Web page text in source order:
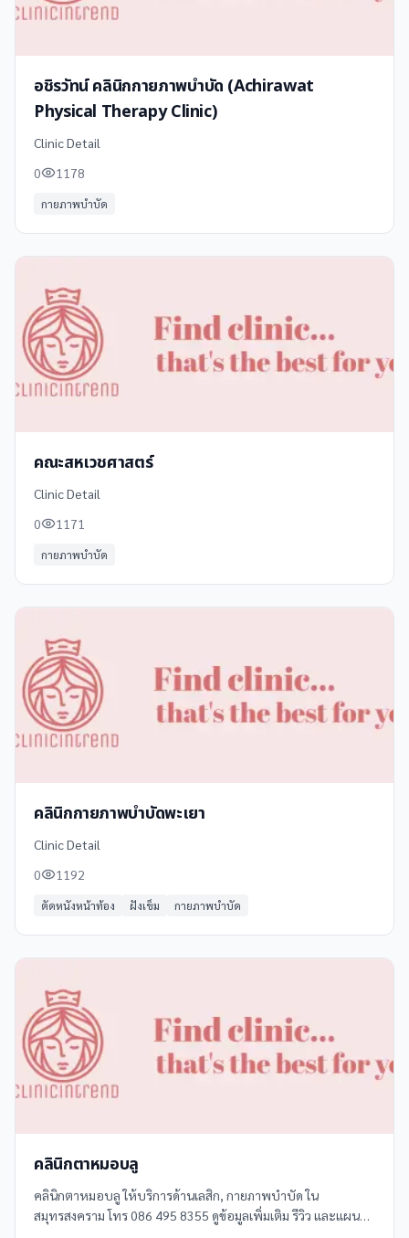
อชิรวัทน์ คลินิกกายภาพบำบัด (Achirawat
Physical Therapy Clinic)
Clinic Detail
0
1178
กายภาพบำบัด
คณะสหเวชศาสตร์
Clinic Detail
0
1171
กายภาพบำบัด
คลินิกกายภาพบำบัดพะเยา
Clinic Detail
0
1192
ตัดหนังหน้าท้อง ฝังเข็ม กายภาพบำบัด
คลินิกตาหมอบลู
คลินิกตาหมอบลู ให้บริการด้านเลสิก, กายภาพบำบัด ใน
สมุทรสงคราม โทร 086 495 8355 ดูข้อมูลเพิ่มเติม รีวิว และแผนที่